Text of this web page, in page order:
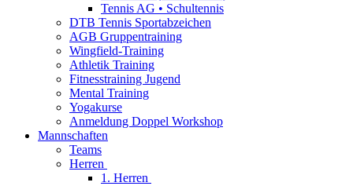
Tennis AG • Schultennis
DTB Tennis Sportabzeichen
AGB Gruppentraining
Wingfield-Training
Athletik Training
Fitnesstraining Jugend
Mental Training
Yogakurse
Anmeldung Doppel Workshop
Mannschaften
Teams
Herren
1. Herren